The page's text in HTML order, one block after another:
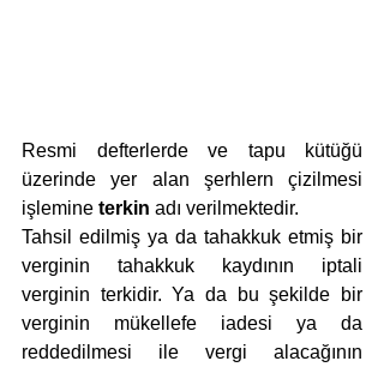
Resmi defterlerde ve tapu kütüğü
üzerinde yer alan şerhlern çizilmesi
işlemine terkin adı verilmektedir.
Tahsil edilmiş ya da tahakkuk etmiş bir
verginin tahakkuk kaydının iptali
verginin terkidir. Ya da bu şekilde bir
verginin mükellefe iadesi ya da
reddedilmesi ile vergi alacağının